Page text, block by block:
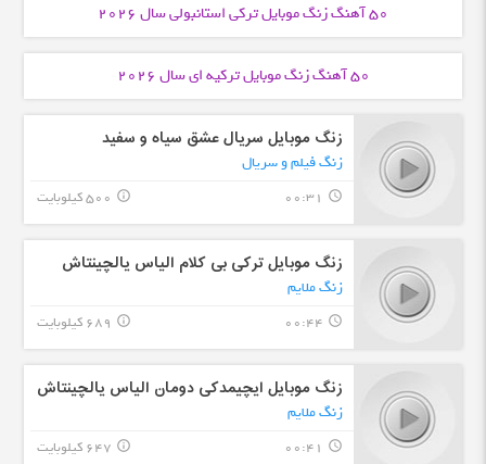
50 آهنگ زنگ موبایل ترکی استانبولیسال 2026
50 آهنگ زنگ موبایل ترکیه ایسال 2026
زنگ موبایل سریال عشق سیاه و سفید
زنگ فیلم و سریال
query_builder
00:31 500 کیلوبایت info_outline
زنگ موبایل ترکی بی کلام الیاس یالچینتاش
زنگ ملایم
query_builder
00:44 689 کیلوبایت info_outline
زنگ موبایل ایچیمدکی دومان الیاس یالچینتاش
زنگ ملایم
query_builder
00:41 647 کیلوبایت info_outline